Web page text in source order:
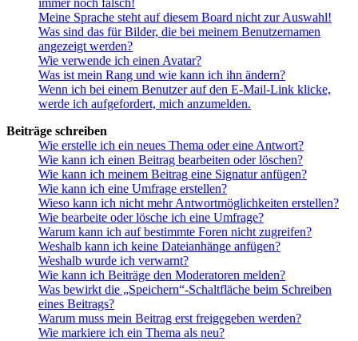
immer noch falsch!
Meine Sprache steht auf diesem Board nicht zur Auswahl!
Was sind das für Bilder, die bei meinem Benutzernamen
angezeigt werden?
Wie verwende ich einen Avatar?
Was ist mein Rang und wie kann ich ihn ändern?
Wenn ich bei einem Benutzer auf den E-Mail-Link klicke,
werde ich aufgefordert, mich anzumelden.
Beiträge schreiben
Wie erstelle ich ein neues Thema oder eine Antwort?
Wie kann ich einen Beitrag bearbeiten oder löschen?
Wie kann ich meinem Beitrag eine Signatur anfügen?
Wie kann ich eine Umfrage erstellen?
Wieso kann ich nicht mehr Antwortmöglichkeiten erstellen?
Wie bearbeite oder lösche ich eine Umfrage?
Warum kann ich auf bestimmte Foren nicht zugreifen?
Weshalb kann ich keine Dateianhänge anfügen?
Weshalb wurde ich verwarnt?
Wie kann ich Beiträge den Moderatoren melden?
Was bewirkt die „Speichern“-Schaltfläche beim Schreiben
eines Beitrags?
Warum muss mein Beitrag erst freigegeben werden?
Wie markiere ich ein Thema als neu?